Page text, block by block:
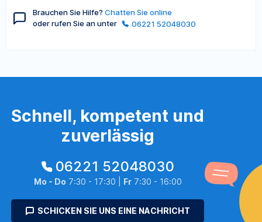
Brauchen Sie Hilfe? Chatten Sie online
oder rufen Sie an unter
06221 52048030
Schnell, kompetent und
zuverlässig
06221 52048030
Mo - Do 7:30 - 17:30 | Fr7:30 - 16:00
SCHICKEN SIE UNS EINE NACHRICHT